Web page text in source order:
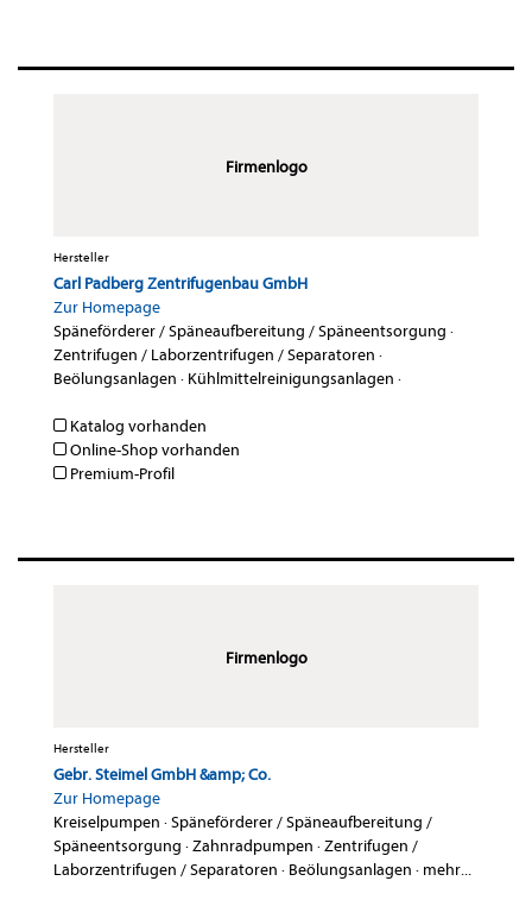
Firmenlogo
Hersteller
Carl Padberg Zentrifugenbau GmbH
Zur Homepage
Späneförderer / Späneaufbereitung / Späneentsorgung ·
Zentrifugen / Laborzentrifugen / Separatoren ·
Beölungsanlagen · Kühlmittelreinigungsanlagen ·
Katalog vorhanden
Online-Shop vorhanden
Premium-Profil
Firmenlogo
Hersteller
Gebr. Steimel GmbH &amp; Co.
Zur Homepage
Kreiselpumpen ·Späneförderer / Späneaufbereitung /
Späneentsorgung ·Zahnradpumpen ·Zentrifugen /
Laborzentrifugen / Separatoren · Beölungsanlagen · mehr...